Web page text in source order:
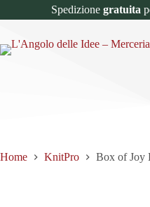
Spedizione gratuita
Home KnitPro Box of Joy